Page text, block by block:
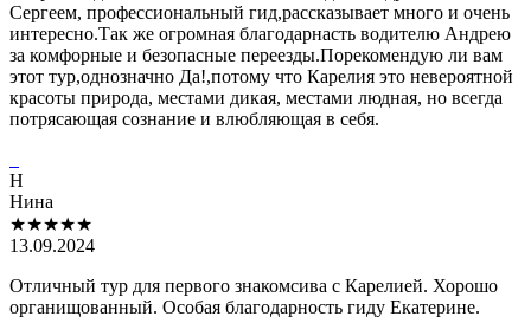
Сергеем, профессиональный гид,рассказывает много и очень
интересно.Так же огромная благодарнасть водителю Андрею
за комфорные и безопасные переезды.Порекомендую ли вам
этот тур,однозначно Да!,потому что Карелия это невероятной
красоты природа, местами дикая, местами людная, но всегда
потрясающая сознание и влюбляющая в себя.
Н
Нина
★★★★★
13.09.2024
Отличный тур для первого знакомсива с Карелией. Хорошо
органищованный. Особая благодарность гиду Екатерине.